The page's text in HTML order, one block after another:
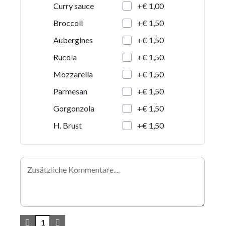
Curry sauce
+€ 1,00
Broccoli
+€ 1,50
Aubergines
+€ 1,50
Rucola
+€ 1,50
Mozzarella
+€ 1,50
Parmesan
+€ 1,50
Gorgonzola
+€ 1,50
H. Brust
+€ 1,50